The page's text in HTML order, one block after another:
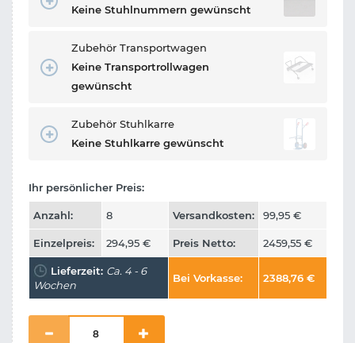
Keine Stuhlnummern gewünscht
Zubehör Transportwagen
Keine Transportrollwagen
gewünscht
Zubehör Stuhlkarre
Keine Stuhlkarre gewünscht
Ihr persönlicher Preis:
Anzahl: 8 Versandkosten: 99,95 €
Einzelpreis: 294,95 € Preis Netto: 2459,55 €
Lieferzeit: Ca. 4 - 6
Wochen
Bei Vorkasse: 2388,76 €